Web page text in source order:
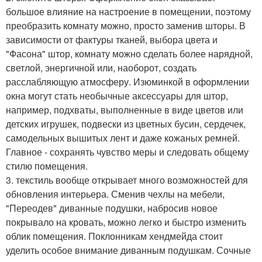
большое влияние на настроение в помещении, поэтому
преобразить комнату можно, просто заменив шторы. В
зависимости от фактуры тканей, выбора цвета и
"Фасона" штор, комнату можно сделать более нарядной,
светлой, энергичной или, наоборот, создать
расслабляющую атмосферу. Изюминкой в оформлении
окна могут стать необычные аксессуары для штор,
например, подхваты, выполненные в виде цветов или
детских игрушек, подвески из цветных бусин, сердечек,
самодельных вышитых лент и даже кожаных ремней.
Главное - сохранять чувство меры и следовать общему
стилю помещения.
3. текстиль вообще открывает много возможностей для
обновления интерьера. Сменив чехлы на мебели,
"Переодев" диванные подушки, набросив новое
покрывало на кровать, можно легко и быстро изменить
облик помещения. Поклонникам хендмейда стоит
уделить особое внимание диванным подушкам. Сочные